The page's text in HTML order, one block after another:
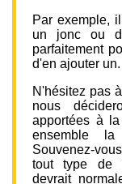
Par exemple,
un jonc ou
parfaitement
d'en ajouter un.
N'hésitez pas
nous
apportées à
ensemble
Souvenez-
tout type de
devrait